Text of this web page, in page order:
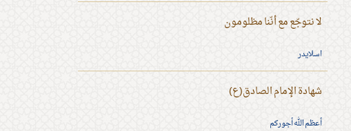
لا نتوجّع مع أنّنا مظلومون
اسلايدر
شهادة الإمام الصادق(ع)
أعظم الله أجوركم